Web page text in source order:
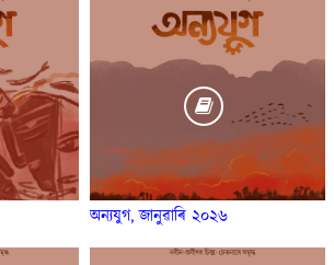
অন্যযুগ, জানুৱাৰি ২০২৬